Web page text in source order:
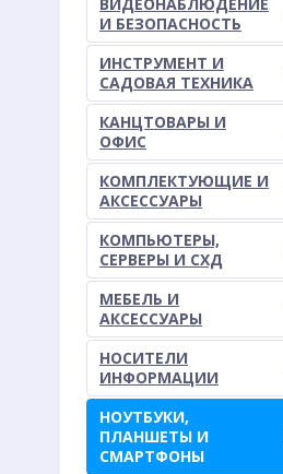
И БЕЗОПАСНОСТЬ
ИНСТРУМЕНТ И
САДОВАЯ ТЕХНИКА
КАНЦТОВАРЫ И
ОФИС
КОМПЛЕКТУЮЩИЕ И
АКСЕССУАРЫ
КОМПЬЮТЕРЫ,
СЕРВЕРЫ И СХД
МЕБЕЛЬ И
АКСЕССУАРЫ
НОСИТЕЛИ
ИНФОРМАЦИИ
НОУТБУКИ,
ПЛАНШЕТЫ И
СМАРТФОНЫ